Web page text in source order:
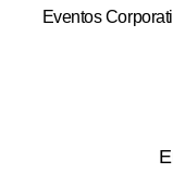
Eventos